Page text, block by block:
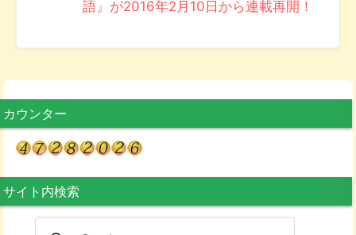
語』が2016年2月10日から連載再開！
カウンター
サイト内検索